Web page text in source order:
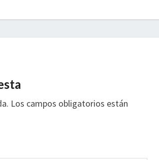
Los campos obligatorios están